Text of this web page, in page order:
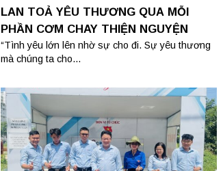
LAN TOẢ YÊU THƯƠNG QUA MỖI
PHẦN CƠM CHAY THIỆN NGUYỆN
“Tình yêu lớn lên nhờ sự cho đi. Sự yêu thương
mà chúng ta cho...